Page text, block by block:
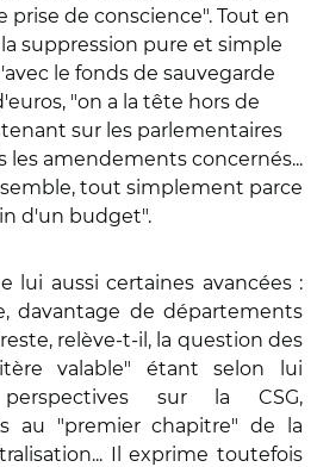
prise de conscience". Tout en
suppression pure et simple
le fonds de sauvegarde
"on a la tête hors de
sur les parlementaires
les amendements concernés...
tout simplement parce
d'un budget".
lui aussi certaines avancées :
davantage de départements
relève-t-il, la question des
valable" étant selon lui
sur la CSG,
au "premier chapitre" de la
Il exprime toutefois